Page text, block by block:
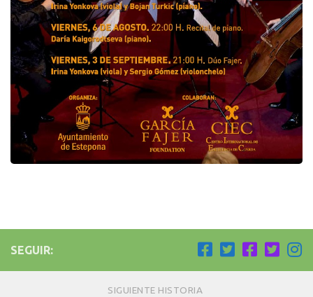
SEGUIR:
SIGUIENTE HISTORIA